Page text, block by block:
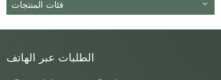
فئات المنتجات
الطلبات عبر الهاتف